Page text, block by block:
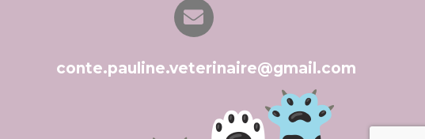
conte.pauline.veterinaire@gmail.com